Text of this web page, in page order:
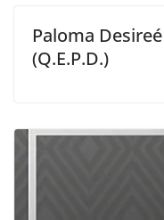
Paloma
(Q.E.P.D.)